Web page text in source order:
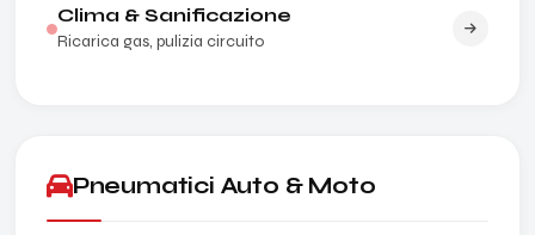
Clima & Sanificazione
Ricarica gas, pulizia circuito
Pneumatici Auto & Moto